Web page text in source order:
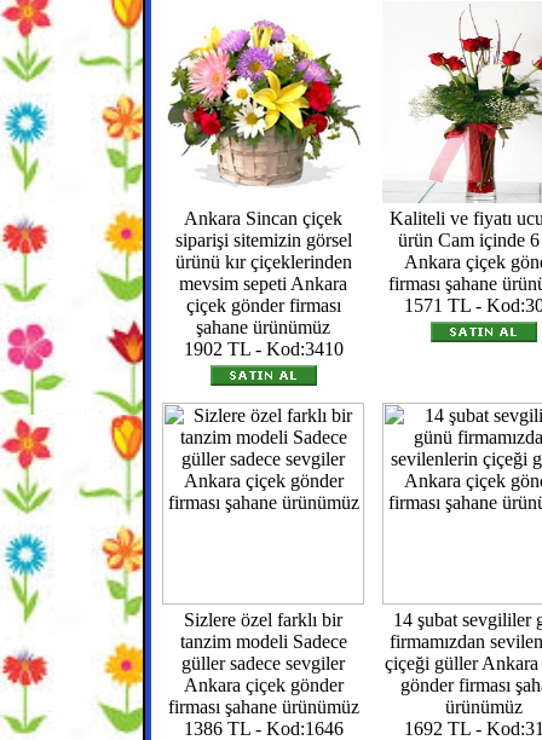
Ankara Sincan çiçek
siparişi sitemizin görsel
ürünü kır çiçeklerinden
mevsim sepeti Ankara
çiçek gönder firması
şahane ürünümüz
1902 TL - Kod:3410
Kaliteli ve fiyatı
ürün Cam içinde
Ankara çiçek
firması şahane
1571 TL -
Sizlere özel farklı bir
tanzim modeli Sadece
güller sadece sevgiler
Ankara çiçek gönder
firması şahane ürünümüz
1386 TL - Kod:1646
14 şubat sevgililer
firmamızdan
çiçeği güller Ankara
gönder firması
ürünümüz
1692 TL -